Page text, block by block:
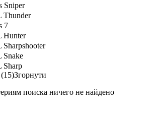
Sniper
Thunder
7
Hunter
Sharpshooter
Snake
Sharp
Згорнути
поиска ничего не найдено